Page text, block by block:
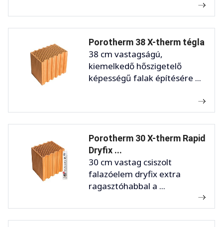
Porotherm 38 X-therm tégla
38 cm vastagságú,
kiemelkedő hőszigetelő
képességű falak építésére ...
Porotherm 30 X-therm Rapid
Dryfix ...
30 cm vastag csiszolt
falazóelem dryfix extra
ragasztóhabbal a ...